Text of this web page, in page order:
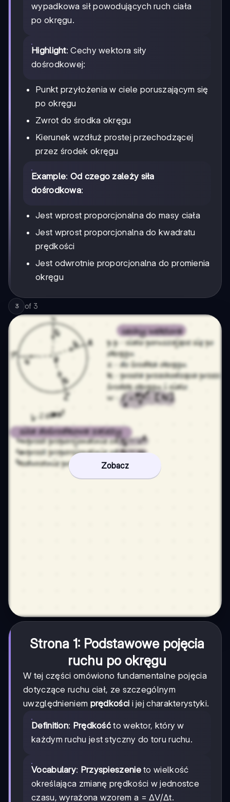
wypadkowa sił powodujących ruch ciała
po okręgu.
Highlight: Cechy wektora siły
dośrodkowej:
Punkt przyłożenia w ciele poruszającym się
po okręgu
Zwrot do środka okręgu
Kierunek wzdłuż prostej przechodzącej
przez środek okręgu
Example: Od czego zależy siła
dośrodkowa:
Jest wprost proporcjonalna do masy ciała
Jest wprost proporcjonalna do kwadratu
prędkości
Jest odwrotnie proporcjonalna do promienia
okręgu
3 of 3
Zobacz
Strona 1: Podstawowe pojęcia
ruchu po okręgu
W tej części omówiono fundamentalne pojęcia
dotyczące ruchu ciał, ze szczególnym
uwzględnieniem prędkości i jej charakterystyki.
Definition: Prędkość to wektor, który w
każdym ruchu jest styczny do toru ruchu.
Vocabulary: Przyspieszenieto wielkość
określająca zmianę prędkości w jednostce
czasu, wyrażona wzorem a = ΔV/Δt.